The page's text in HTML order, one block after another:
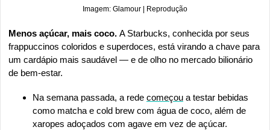
Imagem: Glamour | Reprodução
Menos açúcar, mais coco. A Starbucks, conhecida por seus
frappuccinos coloridos e superdoces, está virando a chave para
um cardápio mais saudável — e de olho no mercado bilionário
de bem-estar.
Na semana passada, a rede começou a testar bebidas
como matcha e cold brew com água de coco, além de
xaropes adoçados com agave em vez de açúcar.